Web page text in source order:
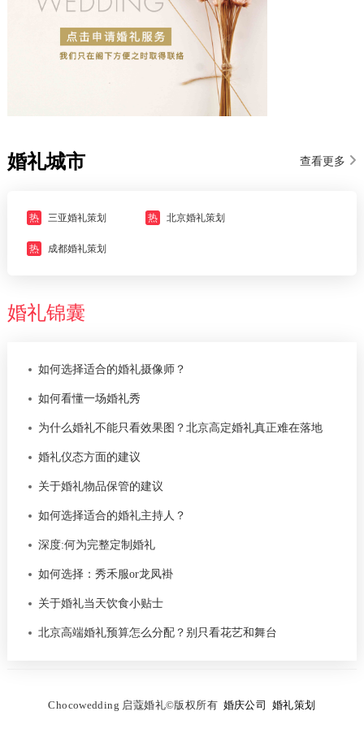
婚礼城市 查看更多
热 三亚婚礼策划 热 北京婚礼策划
热 成都婚礼策划
婚礼锦囊
如何选择适合的婚礼摄像师？
如何看懂一场婚礼秀
为什么婚礼不能只看效果图？北京高定婚礼真正难在落地
婚礼仪态方面的建议
关于婚礼物品保管的建议
如何选择适合的婚礼主持人？
深度:何为完整定制婚礼
如何选择：秀禾服or龙凤褂
关于婚礼当天饮食小贴士
北京高端婚礼预算怎么分配？别只看花艺和舞台
Chocowedding 启蔻婚礼©版权所有 婚庆公司 婚礼策划